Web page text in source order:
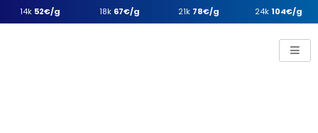
14k 52€/g 18k 67€/g 21k 78€/g 24k 104€/g